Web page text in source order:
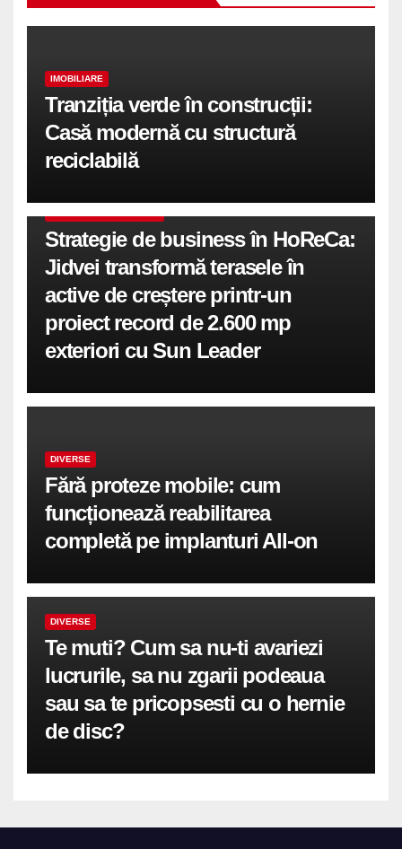
IMOBILIARE
Tranziția verde în construcții:
Casă modernă cu structură
reciclabilă
Strategie de business în HoReCa:
Jidvei transformă terasele în
active de creștere printr-un
proiect record de 2.600 mp
exteriori cu Sun Leader
DIVERSE
Fără proteze mobile: cum
funcționează reabilitarea
completă pe implanturi All-on
DIVERSE
Te muti? Cum sa nu-ti avariezi
lucrurile, sa nu zgarii podeaua
sau sa te pricopsesti cu o hernie
de disc?